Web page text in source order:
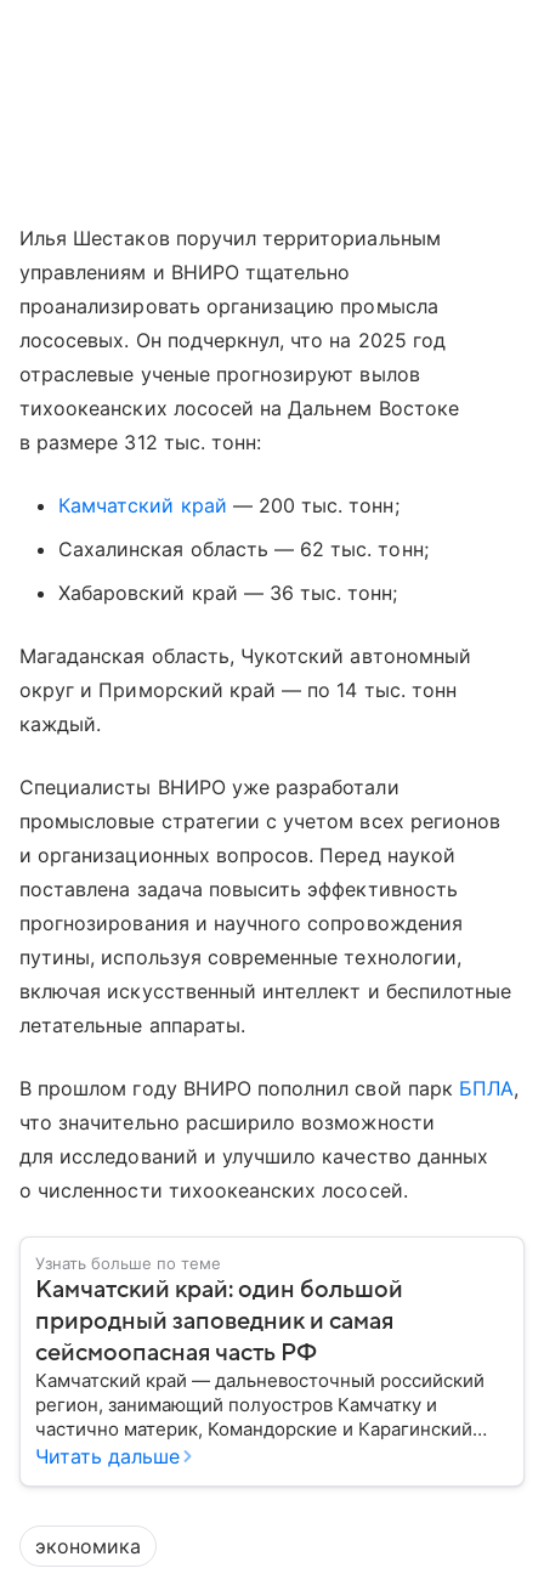
Илья Шестаков поручил территориальным
управлениям и ВНИРО тщательно
проанализировать организацию промысла
лососевых. Он подчеркнул, что на 2025 год
отраслевые ученые прогнозируют вылов
тихоокеанских лососей на Дальнем Востоке
в размере 312 тыс. тонн:
Камчатский край — 200 тыс. тонн;
Сахалинская область — 62 тыс. тонн;
Хабаровский край — 36 тыс. тонн;
Магаданская область, Чукотский автономный
округ и Приморский край — по 14 тыс. тонн
каждый.
Специалисты ВНИРО уже разработали
промысловые стратегии с учетом всех регионов
и организационных вопросов. Перед наукой
поставлена задача повысить эффективность
прогнозирования и научного сопровождения
путины, используя современные технологии,
включая искусственный интеллект и беспилотные
летательные аппараты.
В прошлом году ВНИРО пополнил свой парк БПЛА,
что значительно расширило возможности
для исследований и улучшило качество данных
о численности тихоокеанских лососей.
Узнать больше по теме
Камчатский край: один большой
природный заповедник и самая
сейсмоопасная часть РФ
Камчатский край — дальневосточный российский
регион, занимающий полуостров Камчатку и
частично материк, Командорские и Карагинский
острова. Эта территория известна высокой
Рассказываем обо всех особенностях края.
Читать дальше
экономика